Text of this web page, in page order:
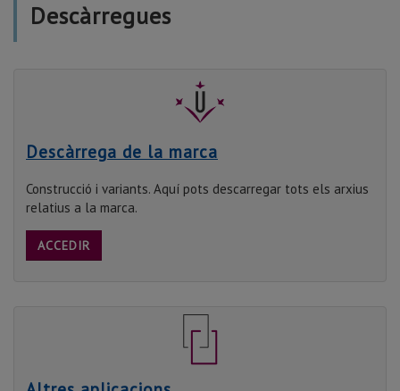
Descàrregues
Descàrrega de la marca
Construcció i variants. Aquí pots descarregar tots els arxius
relatius a la marca.
ACCEDIR